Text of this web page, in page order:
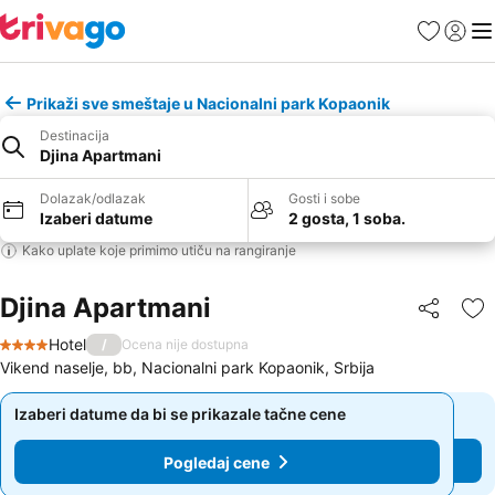
FavoritiPrijavi
Prikaži sve smeštaje u Nacionalni park Kopaonik
Destinacija
Djina Apartmani
Dolazak/odlazak
Izaberi datume
Gosti i sobe
2 gosta, 1 soba.
Kako uplate koje primimo utiču na rangiranje
Djina Apartmani Deli
4 Zvezdice
Hotel / Ocena nije dostupna
Vikend naselje, bb, Nacionalni park Kopaonik, Srbija
Izaberi datume da bi se prikazale tačne cene
Pogledaj cene
Izaberi datume da bi se prikazale tačne cene
Pogledaj cene